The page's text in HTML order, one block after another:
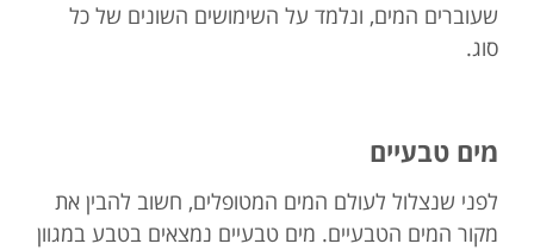
שעוברים המים, ונלמד על השימושים השונים של כל
סוג.
מים טבעיים
לפני שנצלול לעולם המים המטופלים, חשוב להבין את
מקור המים הטבעיים. מים טבעיים נמצאים בטבע במגוון